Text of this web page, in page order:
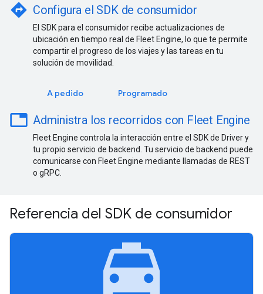
directions Configura el SDK de consumidor
El SDK para el consumidor recibe actualizaciones de
ubicación en tiempo real de Fleet Engine, lo que te permite
compartir el progreso de los viajes y las tareas en tu
solución de movilidad.
A pedido Programado
table
Administra los recorridos con Fleet Engine
Fleet Engine controla la interacción entre el SDK de Driver y
tu propio servicio de backend. Tu servicio de backend puede
comunicarse con Fleet Engine mediante llamadas de REST
o gRPC.
Referencia del SDK de consumidor
local_taxi